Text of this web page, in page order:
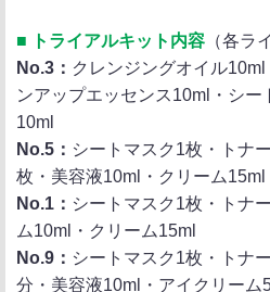
■ トライアルキット内容 （各ラ
No.3： クレンジングオイル
ンアップエッセンス10ml・シ
10ml
No.5： シートマスク1枚・トナ
枚・美容液10ml・クリーム15ml
No.1： シートマスク1枚・トナ
ム10ml・クリーム15ml
No.9： シートマスク1枚・トナ
分・美容液10ml・アイクリーム